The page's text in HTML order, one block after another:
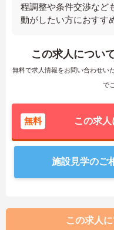
程調整や条件交渉など
動がしたい方におすす
この求人につい
無料で求人情報をお問い合わせい
で
無料 この求
施設見学のご
この求人